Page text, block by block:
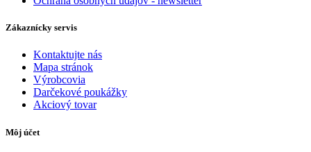
Zákaznícky servis
Kontaktujte nás
Mapa stránok
Výrobcovia
Darčekové poukážky
Akciový tovar
Môj účet